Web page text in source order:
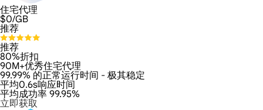
住宅代理
$0/GB
推荐
推荐
80%折扣
90M+优秀住宅代理
99.99% 的正常运行时间 - 极其稳定
平均0.6s响应时间
平均成功率 99.95%
立即获取